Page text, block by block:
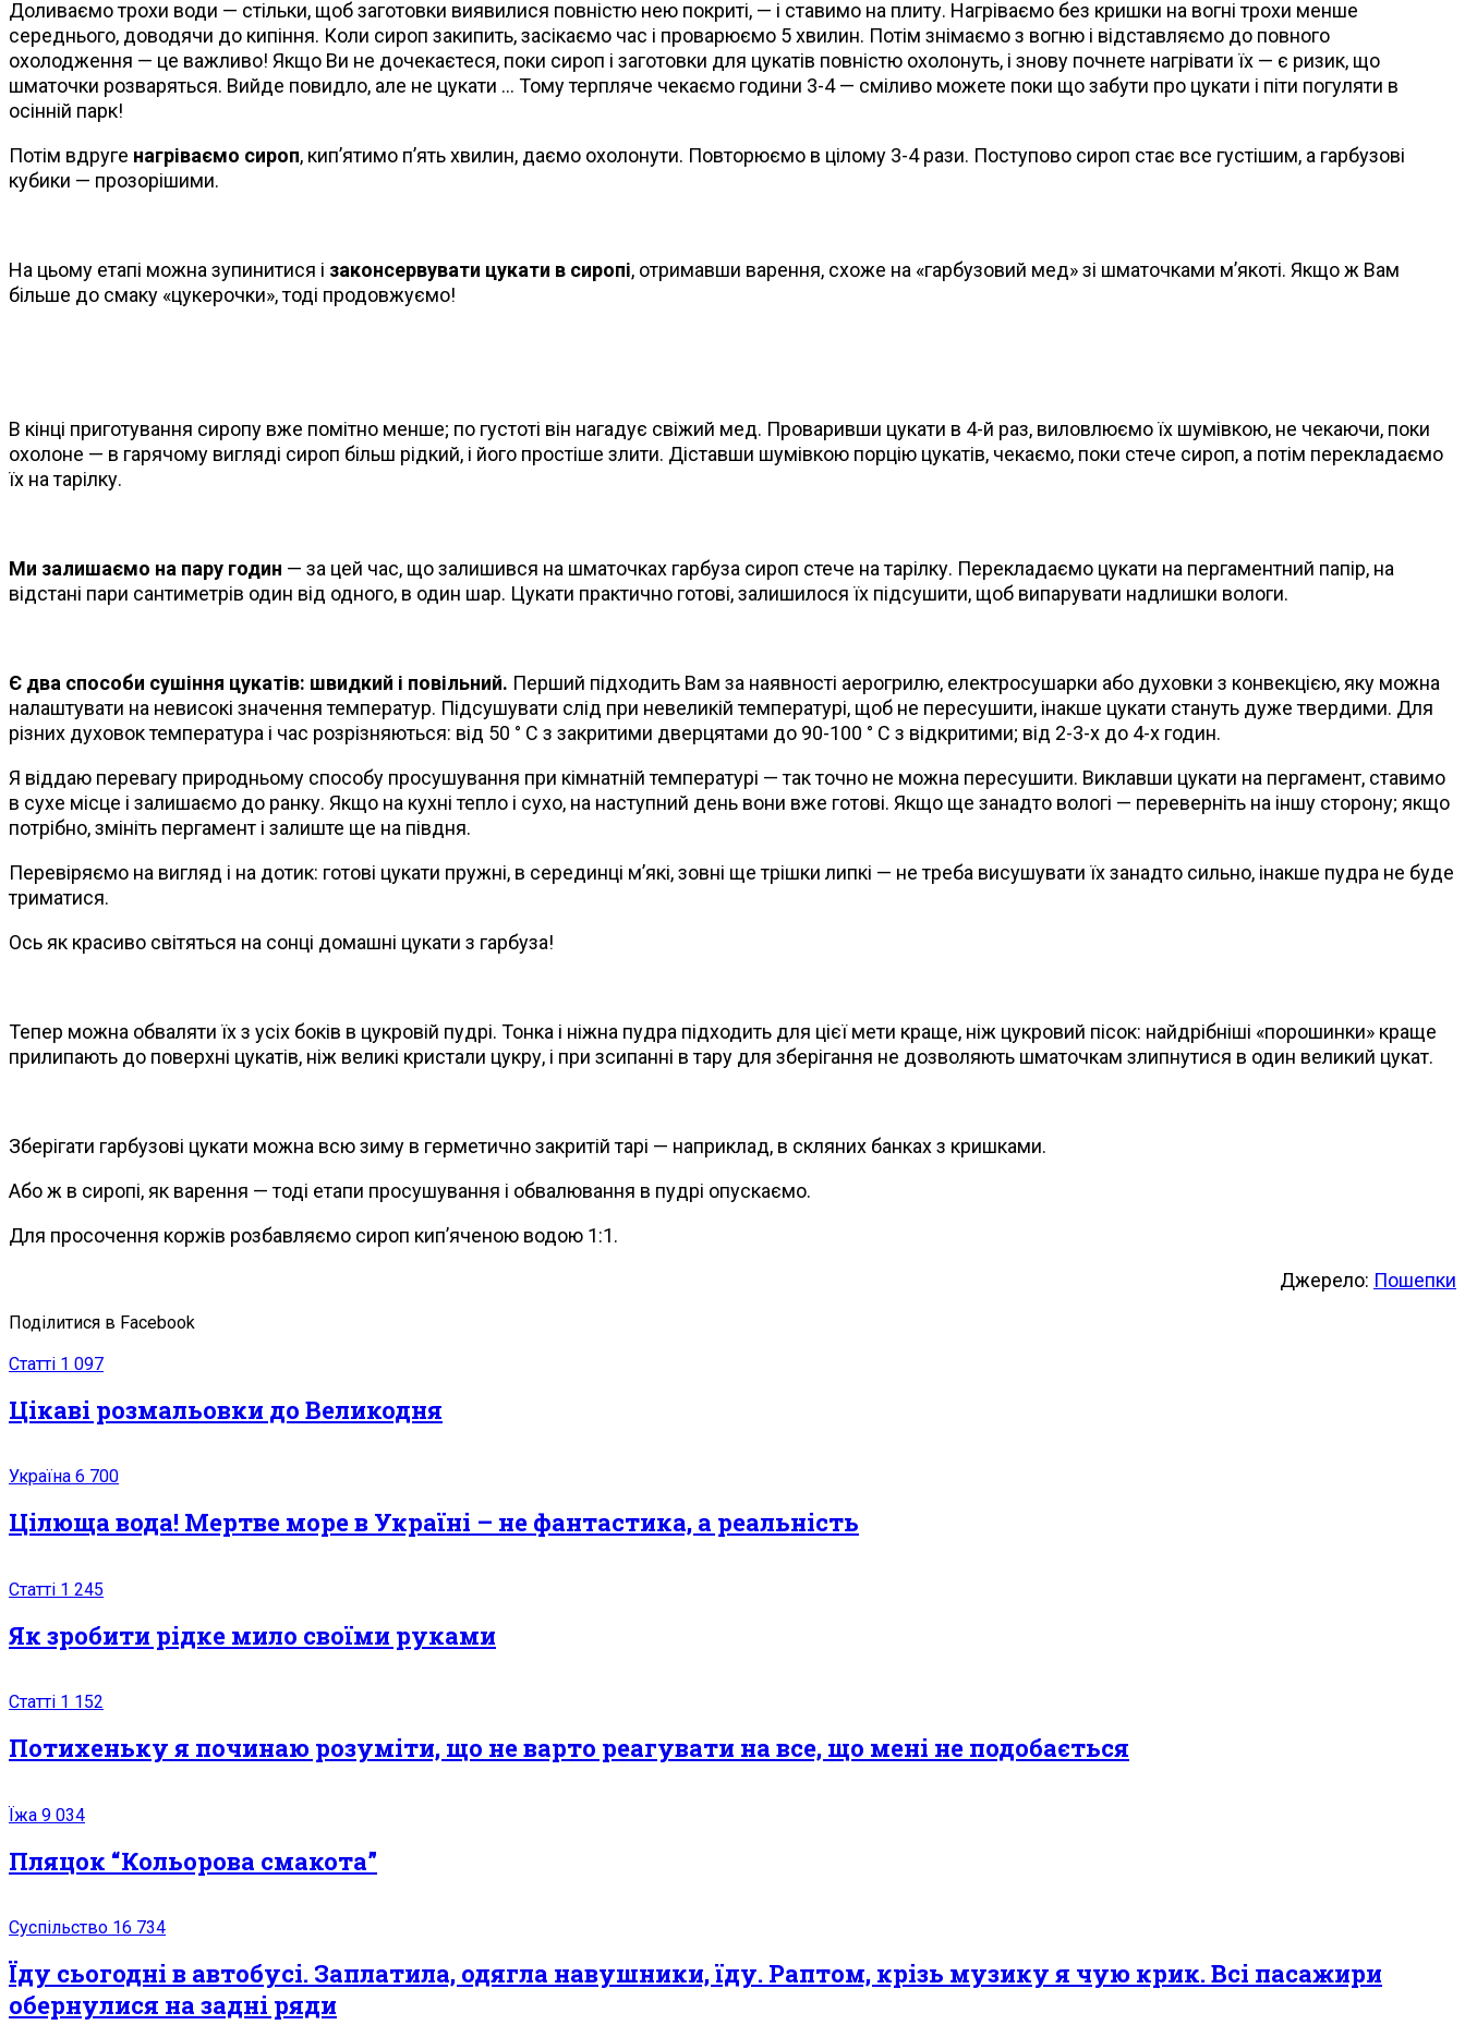
Доливаємо трохи води — стільки, щоб заготовки виявилися повністю нею покриті, — і ставимо на плиту. Нагріваємо без кришки на вогні трохи менше
середнього, доводячи до кипіння. Коли сироп закипить, засікаємо час і проварюємо 5 хвилин. Потім знімаємо з вогню і відставляємо до повного
охолодження — це важливо! Якщо Ви не дочекаєтеся, поки сироп і заготовки для цукатів повністю охолонуть, і знову почнете нагрівати їх — є ризик, що
шматочки розваряться. Вийде повидло, але не цукати … Тому терпляче чекаємо години 3-4 — сміливо можете поки що забути про цукати і піти погуляти в
осінній парк!
Потім вдруге нагріваємо сироп, кип’ятимо п’ять хвилин, даємо охолонути. Повторюємо в цілому 3-4 рази. Поступово сироп стає все густішим, а гарбузові
кубики — прозорішими.
На цьому етапі можна зупинитися і законсервувати цукати в сиропі, отримавши варення, схоже на «гарбузовий мед» зі шматочками м’якоті. Якщо ж Вам
більше до смаку «цукерочки», тоді продовжуємо!
В кінці приготування сиропу вже помітно менше; по густоті він нагадує свіжий мед. Проваривши цукати в 4-й раз, виловлюємо їх шумівкою, не чекаючи, поки
охолоне — в гарячому вигляді сироп більш рідкий, і його простіше злити. Діставши шумівкою порцію цукатів, чекаємо, поки стече сироп, а потім перекладаємо
їх на тарілку.
Ми залишаємо на пару годин — за цей час, що залишився на шматочках гарбуза сироп стече на тарілку. Перекладаємо цукати на пергаментний папір, на
відстані пари сантиметрів один від одного, в один шар. Цукати практично готові, залишилося їх підсушити, щоб випарувати надлишки вологи.
Є два способи сушіння цукатів: швидкий і повільний. Перший підходить Вам за наявності аерогрилю, електросушарки або духовки з конвекцією, яку можна
налаштувати на невисокі значення температур. Підсушувати слід при невеликій температурі, щоб не пересушити, інакше цукати стануть дуже твердими. Для
різних духовок температура і час розрізняються: від 50 ° С з закритими дверцятами до 90-100 ° С з відкритими; від 2-3-х до 4-х годин.
Я віддаю перевагу природньому способу просушування при кімнатній температурі — так точно не можна пересушити. Виклавши цукати на пергамент, ставимо
в сухе місце і залишаємо до ранку. Якщо на кухні тепло і сухо, на наступний день вони вже готові. Якщо ще занадто вологі — переверніть на іншу сторону; якщо
потрібно, змініть пергамент і залиште ще на півдня.
Перевіряємо на вигляд і на дотик: готові цукати пружні, в серединці м’які, зовні ще трішки липкі — не треба висушувати їх занадто сильно, інакше пудра не буде
триматися.
Ось як красиво світяться на сонці домашні цукати з гарбуза!
Тепер можна обваляти їх з усіх боків в цукровій пудрі. Тонка і ніжна пудра підходить для цієї мети краще, ніж цукровий пісок: найдрібніші «порошинки» краще
прилипають до поверхні цукатів, ніж великі кристали цукру, і при зсипанні в тару для зберігання не дозволяють шматочкам злипнутися в один великий цукат.
Зберігати гарбузові цукати можна всю зиму в герметично закритій тарі — наприклад, в скляних банках з кришками.
Або ж в сиропі, як варення — тоді етапи просушування і обвалювання в пудрі опускаємо.
Для просочення коржів розбавляємо сироп кип’яченою водою 1:1.
Джерело: Пошепки
Поділитися в Facebook
Статті 1 097
Цікаві розмальовки до Великодня
Україна 6 700
Цілюща вода! Мeртвe море в Україні – не фантастика, а реальність
Статті 1 245
Як зробити рідке мило своїми руками
Статті 1 152
Потихеньку я починаю розуміти, що не варто реагувати на все, що мені не подобається
Їжа 9 034
Пляцок “Кольорова смакота”
Суспільство 16 734
Їду сьогодні в автобусі. Заплатила, одягла навушники, їду. Раптом, крізь музику я чую крик. Всі пасажири
обернулися на задні ряди